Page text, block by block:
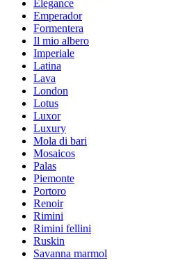
Elegance
Emperador
Formentera
Il mio albero
Imperiale
Latina
Lava
London
Lotus
Luxor
Luxury
Mola di bari
Mosaicos
Palas
Piemonte
Portoro
Renoir
Rimini
Rimini fellini
Ruskin
Savanna marmol